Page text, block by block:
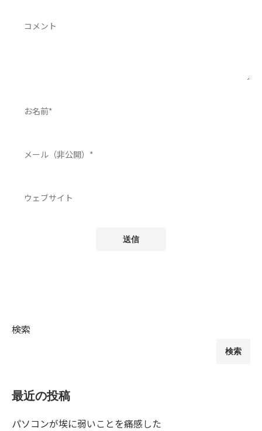
検索
検索
最近の投稿
パソコンが埃に弱いことを痛感した